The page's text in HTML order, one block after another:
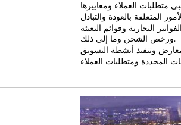
التجارية وقوائم التعبئة
ورخص الشحن وما إلى ذلك.